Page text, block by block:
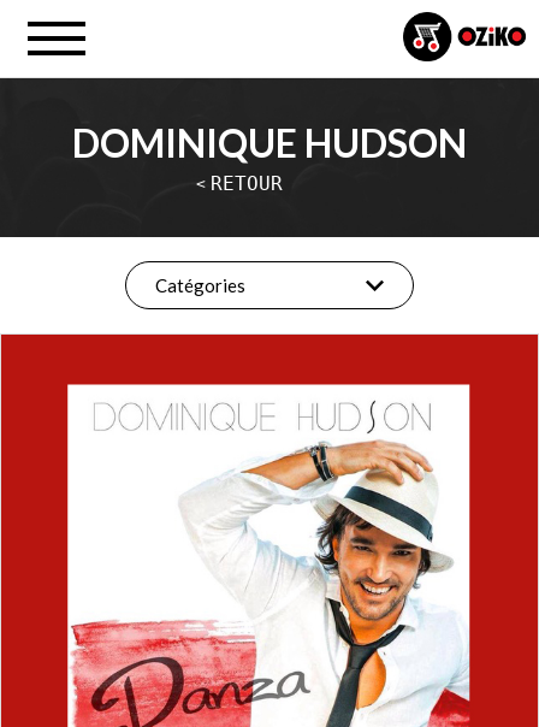
< RETOUR
DOMINIQUE HUDSON
Catégories